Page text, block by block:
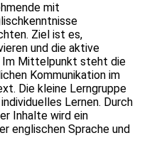
mit
Ziel ist es,
und die aktive
Im Mittelpunkt steht die
Kommunikation im
Die kleine Lerngruppe
Lernen. Durch
Inhalte wird ein
englischen Sprache und